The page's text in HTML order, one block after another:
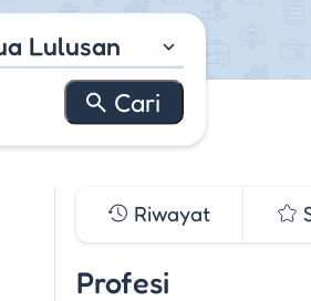
Lulusan
Riwayat
Profesi